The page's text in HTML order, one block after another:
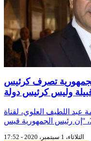
تصرف كرئيس
وليس كرئيس دولة
عبد اللطيف العلوي، لقناة
الثلاثاء، 1 سبتمبر، 2020 - 17:52